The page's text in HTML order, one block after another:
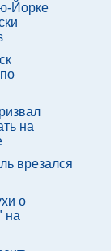
Йорке
на
врезался
о
на